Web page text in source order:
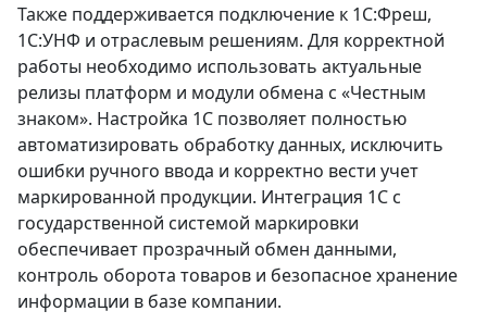
Также поддерживается подключение к 1С:Фреш,
1С:УНФ и отраслевым решениям. Для корректной
работы необходимо использовать актуальные
релизы платформ и модули обмена с «Честным
знаком». Настройка 1С позволяет полностью
автоматизировать обработку данных, исключить
ошибки ручного ввода и корректно вести учет
маркированной продукции. Интеграция 1С с
государственной системой маркировки
обеспечивает прозрачный обмен данными,
контроль оборота товаров и безопасное хранение
информации в базе компании.